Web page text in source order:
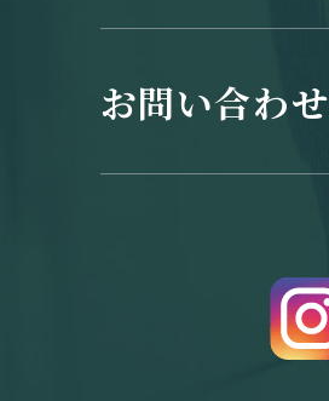
お問い合わせ